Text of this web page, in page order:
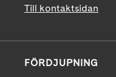
Till kontaktsidan
FÖRDJUPNING